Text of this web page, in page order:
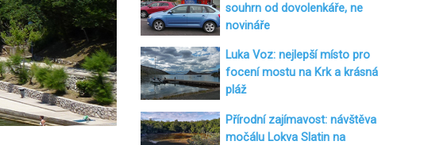
souhrn od dovolenkáře, ne
novináře
Luka Voz: nejlepší místo pro
focení mostu na Krk a krásná
pláž
Přírodní zajímavost: návštěva
močálu Lokva Slatin na